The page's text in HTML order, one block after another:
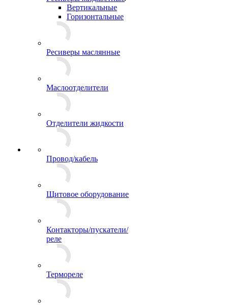
Вертикальные
Горизонтальные
Ресиверы маслянные
Маслоотделители
Отделители жидкости
Провод/кабель
Щитовое оборудование
Контакторы/пускатели/
реле
Термореле